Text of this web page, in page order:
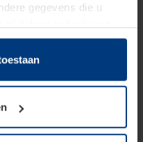
gegevens die u
cookies op uw
is. Voor alle andere
benodigd. Uw
bij de uitleg van de